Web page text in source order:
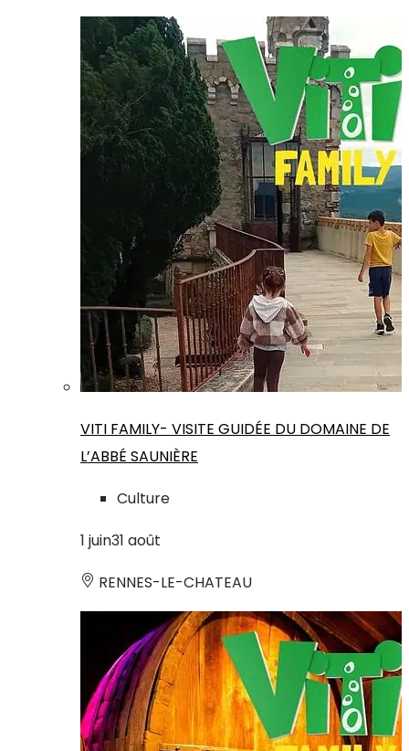
VITI FAMILY- VISITE GUIDÉE DU DOMAINE DE
L’ABBÉ SAUNIÈRE
Culture
1 juin31 août
RENNES-LE-CHATEAU